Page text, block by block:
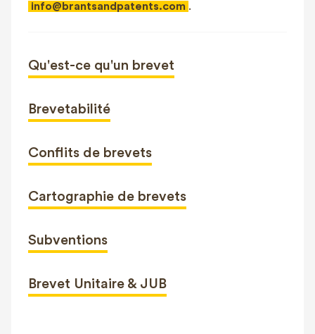
info@brantsandpatents.com .
Qu'est-ce qu'un brevet
Brevetabilité
Conflits de brevets
Cartographie de brevets
Subventions
Brevet Unitaire & JUB